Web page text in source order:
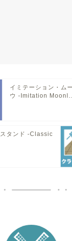
イミテーション・ム
ウ -Imitation Moonl...
タンド -Classic